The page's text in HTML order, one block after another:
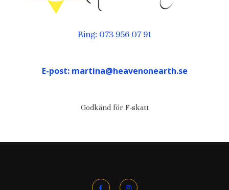
Ring: 073 956 07 91
E-post: martina@heavenonearth.se
Godkänd för F-skatt